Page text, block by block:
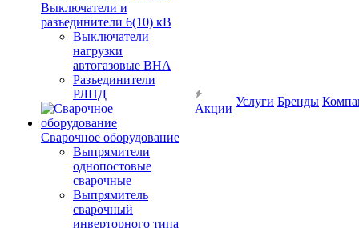
Выключатели и
разъединители 6(10) кВ
Выключатели
нагрузки
автогазовые ВНА
Разъединители
РЛНД
Сварочное оборудование
Выпрямители
однопостовые
сварочные
Выпрямитель
сварочный
инверторного типа
Акции
Услуги Бренды